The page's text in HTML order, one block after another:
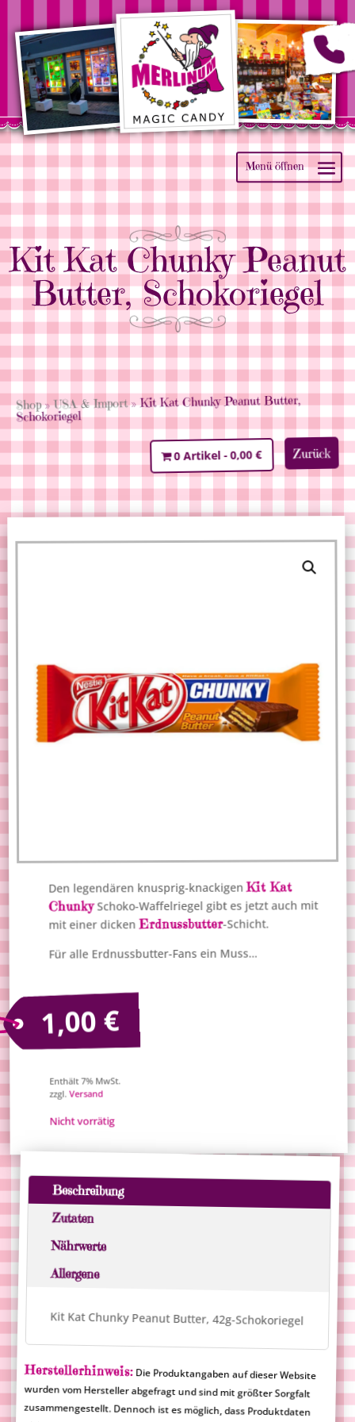
Kit Kat Chunky Peanut
Butter, Schokoriegel
Shop»USA & Import» Kit Kat Chunky Peanut Butter,
Schokoriegel
Zurück
0 Artikel 0,00 €
Den legendären knusprig-knackigenKit Kat
ChunkySchoko-Waffelriegel gibt es jetzt auch mit
mit einer dickenErdnussbutter-Schicht.
Für alle Erdnussbutter-Fans ein Muss…
1,00€
Enthält 7% MwSt.
zzgl.Versand
Nicht vorrätig
Beschreibung
Zutaten
Nährwerte
Allergene
Kit Kat Chunky Peanut Butter, 42g-Schokoriegel
Herstellerhinweis:Die Produktangaben auf dieser Website
wurden vom Hersteller abgefragt und sind mit größter Sorgfalt
zusammengestellt. Dennoch ist es möglich, dass Produktdaten
nicht korrekt angezeigt werden. Die aufgeführten
Produktinformationen sind rechtlich nicht verbindlich und
Merlinum Magic Candy übernimmt für falsche Angaben keine